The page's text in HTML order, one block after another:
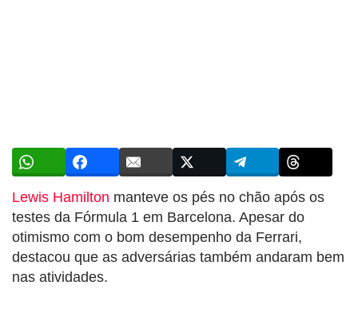
Lewis Hamilton manteve os pés no chão após os
testes da Fórmula 1 em Barcelona. Apesar do
otimismo com o bom desempenho da Ferrari,
destacou que as adversárias também andaram bem
nas atividades.